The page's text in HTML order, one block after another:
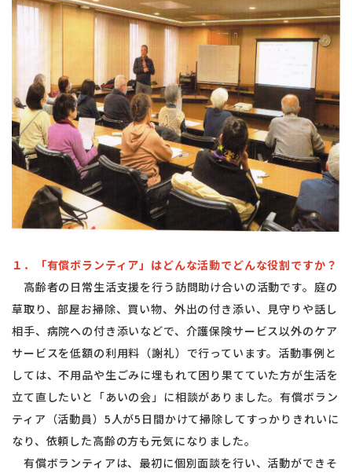
１．「有償ボランティア」はどんな活動でどんな役割ですか？
高齢者の日常生活支援を行う訪問助け合いの活動です。庭の
草取り、部屋お掃除、買い物、外出の付き添い、見守りや話し
相手、病院への付き添いなどで、介護保険サービス以外のケア
サービスを低額の利用料（謝礼）で行っています。活動事例と
しては、不用品や生ごみに埋もれて困り果てていた方が生活を
立て直したいと「あいの会」に相談がありました。有償ボラン
ティア（活動員）5人が5日間かけて掃除してすっかりきれいに
なり、依頼した高齢の方も元気になりました。
有償ボランティアは、最初に個別面談を行い、活動ができそ